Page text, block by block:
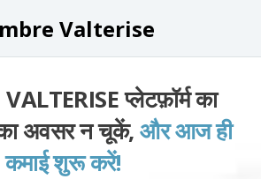
Valterise
प्लेटफ़ॉर्म का
अवसर न चूकें,और आज ही
कमाई शुरू करें!